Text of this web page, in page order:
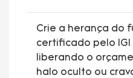
Crie a herança do
certificado pelo
liberando o
halo oculto ou